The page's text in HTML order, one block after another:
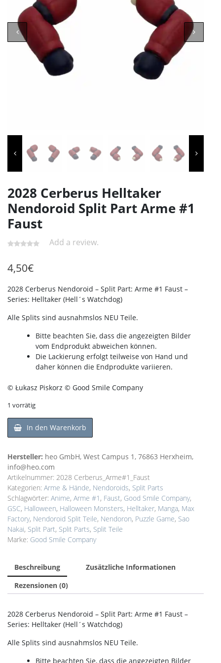
2028 Cerberus Helltaker
Nendoroid Split Part Arme #1
Faust
Add a review.
4,50€
2028 Cerberus Nendoroid – Split Part: Arme #1 Faust –
Series: Helltaker (Hell´s Watchdog)
Alle Splits sind ausnahmslos NEU Teile.
Bitte beachten Sie, dass die angezeigten Bilder
vom Endprodukt abweichen können.
Die Lackierung erfolgt teilweise von Hand und
daher können die Endprodukte variieren.
© Łukasz Piskorz © Good Smile Company
1 vorrätig
In den Warenkorb
Hersteller: heo GmbH, West Campus 1, 76863 Herxheim,
info@heo.com
Artikelnummer: 2028 Cerberus_Arme#1_Faust
Kategorien: Arme & Hände, Nendoroids, Split Parts
Schlagwörter: Anime, Arme #1 , Faust, Good Smile Company,
GSC, Halloween, Halloween Monsters, Helltaker, Manga, Max
Factory, Nendoroid Split Teile, Nendoron, Puzzle Game, Sao
Nakai, Split Part, Split Parts, Split Teile
Marke: Good Smile Company
Beschreibung
Zusätzliche Informationen
Rezensionen (0)
2028 Cerberus Nendoroid – Split Part: Arme #1 Faust –
Series: Helltaker (Hell´s Watchdog)
Alle Splits sind ausnahmslos NEU Teile.
Bitte beachten Sie, dass die angezeigten Bilder